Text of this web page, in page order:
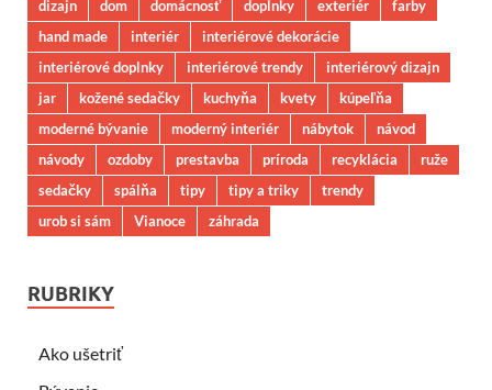
dizajn
dom domácnosť doplnky exteriér
farby
hand made
interiér
interiérové dekorácie
interiérové doplnky
interiérové trendy
interiérový dizajn
jar
kožené sedačky kuchyňa kvety
kúpeľňa
moderné bývanie
moderný interiér nábytok
návod
návody
ozdoby prestavba príroda recyklácia
ruže
sedačky
spálňa tipy tipy a triky
trendy
urob si sám
Vianoce záhrada
RUBRIKY
Ako ušetriť